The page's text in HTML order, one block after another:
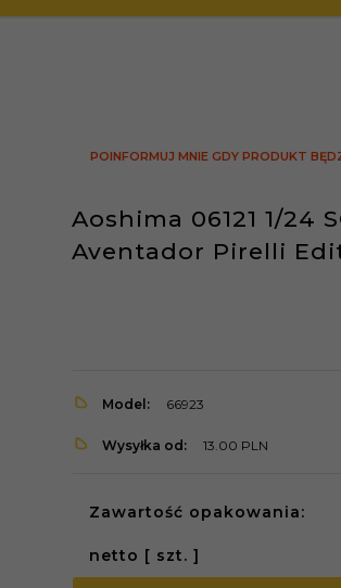
POINFORMUJ MNIE GDY PRODUKT
Aoshima 06121 1/24
Aventador Pirelli
Model: 66923
Wysyłka od: 13.00 PLN
Zawartość opakowania:
netto [ szt. ]